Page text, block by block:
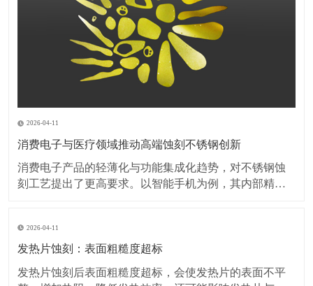
2026-04-11
消费电子与医疗领域推动高端蚀刻不锈钢创新
消费电子产品的轻薄化与功能集成化趋势，对不锈钢蚀
刻工艺提出了更高要求。以智能手机为例，其内部精密
构加工。此外，可穿戴设备对金属外壳的装饰性需求激
增，蚀刻工艺与PVD镀膜、阳极氧化等表面处理技术的
2026-04-11
发热片蚀刻：表面粗糙度超标
发热片蚀刻后表面粗糙度超标，会使发热片的表面不平